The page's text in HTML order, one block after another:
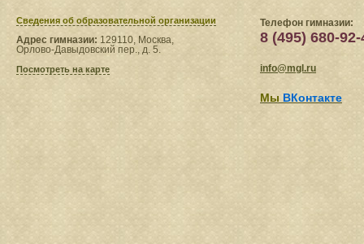
Сведения​ об образовательной организации
Адрес гимназии: 129110, Москва,
Орлово-Давыдовский пер., д. 5.
Посмотреть на карте
Телефон гимназии:
8 (495) 680-92-
info@mgl.ru
Мы ВКонтакте